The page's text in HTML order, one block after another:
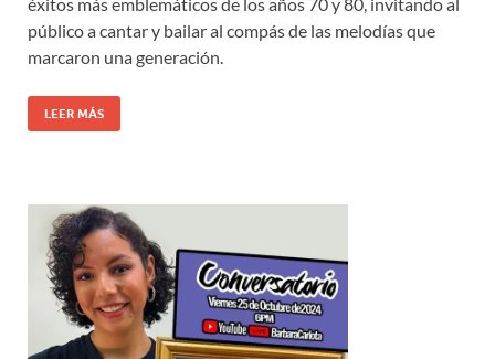
público a cantar y bailar al compás de las melodías que
marcaron una generación.
LEER MÁS